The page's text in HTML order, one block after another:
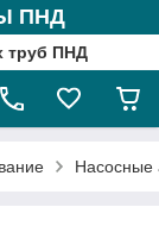
ПНД
труб ПНД
Насосные